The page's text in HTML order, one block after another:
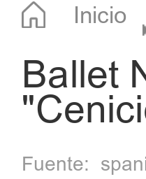
Inicio
Ballet
Fuente: